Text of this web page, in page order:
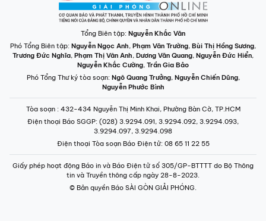
Tổng Biên tập: Nguyễn Khắc Văn
Phó Tổng Biên tập: Nguyễn Ngọc Anh, Phạm Văn Trường, Bùi Thị Hồng Sương,
Trương Đức Nghĩa, Phạm Thị Vân Anh, Dương Văn Quang, Nguyễn Đức Hiển,
Nguyễn Khắc Cường, Trần Gia Bảo
Phó Tổng Thư ký tòa soạn: Ngô Quang Trưởng, Nguyễn Chiến Dũng,
Nguyễn Phước Bình
Tòa soạn : 432-434 Nguyễn Thị Minh Khai, Phường Bàn Cờ, TP.HCM
Điện thoại Báo SGGP: (028) 3.9294.091, 3.9294.092, 3.9294.093,
3.9294.097, 3.9294.098
Điện thoại Tòa soạn Báo Điện tử: 08 65 11 22 55
Giấy phép hoạt động Báo in và Báo Điện tử số 305/GP-BTTTT do Bộ Thông
tin và Truyền thông cấp ngày 28-8-2023.
© Bản quyền Báo SÀI GÒN GIẢI PHÓNG.